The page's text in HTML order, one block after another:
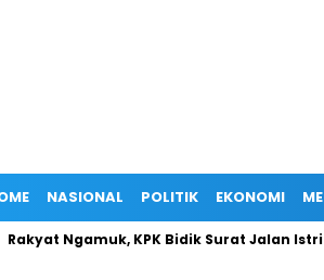
NASIONAL POLITIK EKONOMI
Rakyat Ngamuk, KPK Bidik Surat Jalan